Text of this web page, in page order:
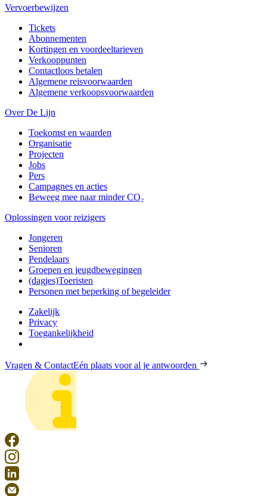
Vervoerbewijzen
Tickets
Abonnementen
Kortingen en voordeeltarieven
Verkooppunten
Contactloos betalen
Algemene reisvoorwaarden
Algemene verkoopsvoorwaarden
Over De Lijn
Toekomst en waarden
Organisatie
Projecten
Jobs
Pers
Campagnes en acties
Beweeg mee naar minder CO₂
Oplossingen voor reizigers
Jongeren
Senioren
Pendelaars
Groepen en jeugdbewegingen
(dagjes)Toeristen
Personen met beperking of begeleider
Zakelijk
Privacy
Toegankelijkheid
Vragen & ContactEén plaats voor al je antwoorden